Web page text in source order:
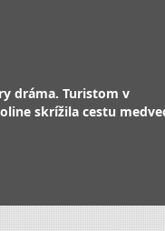
dráma. Turistom v
skrížila cestu